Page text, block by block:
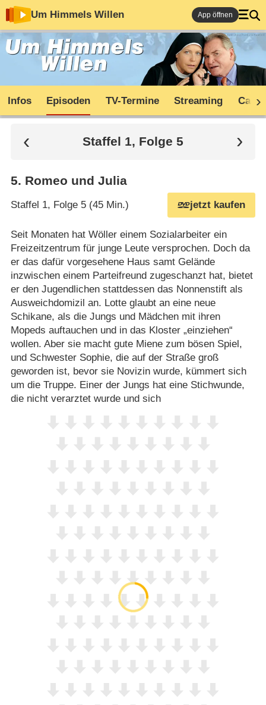
Um Himmels Willen App öffnen
Infos Episoden TV-Termine Streaming Cast
Staffel 1, Folge 5
5. Romeo und Julia
Staffel 1, Folge 5 (45 Min.) jetzt kaufen
Seit Monaten hat Wöller einem Sozialarbeiter ein
Freizeitzentrum für junge Leute versprochen. Doch da
er das dafür vorgesehene Haus samt Gelände
inzwischen einem Parteifreund zugeschanzt hat, bietet
er den Jugendlichen stattdessen das Nonnenstift als
Ausweichdomizil an. Lotte glaubt an eine neue
Schikane, als die Jungs und Mädchen mit ihren
Mopeds auftauchen und in das Kloster „einziehen“
wollen. Aber sie macht gute Miene zum bösen Spiel,
und Schwester Sophie, die auf der Straße groß
geworden ist, bevor sie Novizin wurde, kümmert sich
um die Truppe. Einer der Jungs hat eine Stichwunde,
die nicht verarztet wurde und sich